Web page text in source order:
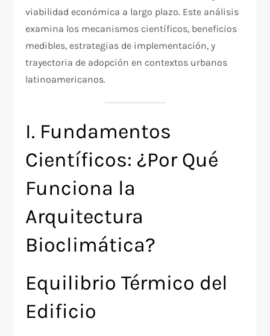
viabilidad económica a largo plazo. Este análisis
examina los mecanismos científicos, beneficios
medibles, estrategias de implementación, y
trayectoria de adopción en contextos urbanos
latinoamericanos.
I. Fundamentos
Científicos: ¿Por Qué
Funciona la
Arquitectura
Bioclimática?
Equilibrio Térmico del
Edificio